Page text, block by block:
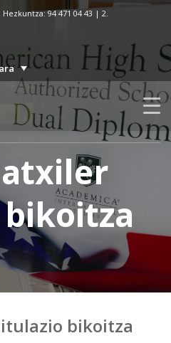
94 471 04 43 | 2.
bikoitza